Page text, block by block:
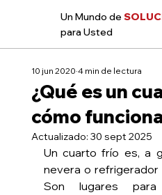
Un Mundo de
para Usted
¿Qué es un
cómo
10 jun 2020 4 min de lectura
Actualizado: 30 sept 2025
Un cuarto frío es, a
nevera o refrigerador
Son lugares